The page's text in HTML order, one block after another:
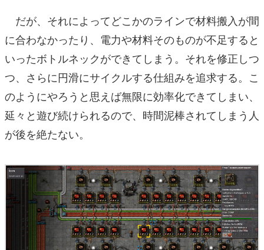
だが、それによってどこかのラインで材料搬入が間
に合わなかったり、電力や材料そのものが不足すると
いったボトルネックができてしまう。それを修正しつ
つ、さらに円滑にサイクルする仕組みを追求する。こ
のようにやろうと思えば無限に効率化できてしまい、
延々と遊び続けられるので、時間泥棒されてしまう人
が後を絶たない。